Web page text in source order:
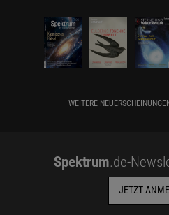
WEITERE
Spektrum.de-
JETZT